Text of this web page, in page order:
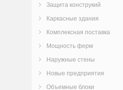
Защита конструкий
Каркасные здания
Комплексная поставка
Мощность ферм
Наружные стены
Новые предприятия
Объемные блоки